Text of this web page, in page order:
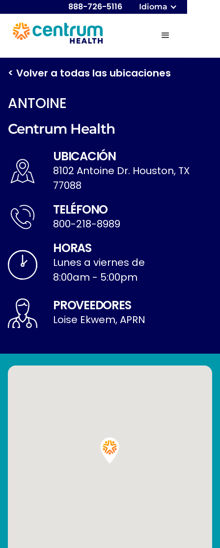
888-726-5116 Idioma
< Volver a todas las ubicaciones
ANTOINE
Centrum Health
UBICACIÓN
8102 Antoine Dr. Houston, TX
77088
TELÉFONO
800-218-8989
HORAS
Lunes a viernes de
8:00am - 5:00pm
PROVEEDORES
Loise Ekwem, APRN